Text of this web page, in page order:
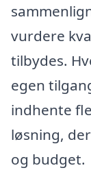
vurdere
tilbydes.
egen
indhente
løsning,
og budget.